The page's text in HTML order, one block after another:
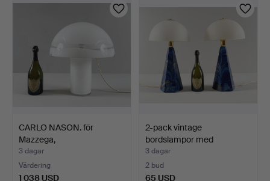
CARLO NASON. för
Mazzega,
bordslampa/svamp…
3 dagar
Värdering
1 038 USD
2-pack vintage
bordslampor med
marmorfot '…
3 dagar
2 bud
65 USD